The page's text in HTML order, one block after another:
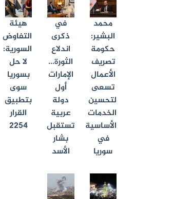
محمد
البشير:
حكومة
تصريف
الأعمال
تسعى
لتحسين
الخدمات
الأساسية
في
سوريا
في
ذكرى
اندلاع
الثورة…
الإمارات
أول
دولة
عربية
تستقبل
بشار
الأسد
هيئة
التفاوض
السورية:
لا حل
بسوريا
سوى
بتطبيق
القرار
2254